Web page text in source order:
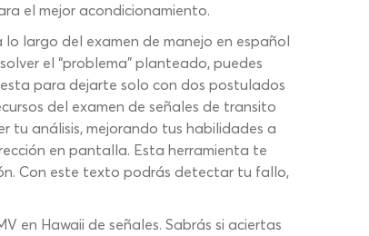
el mejor acondicionamiento.
largo del examen de manejo en español
el “problema” planteado, puedes
para dejarte solo con dos postulados
del examen de señales de transito
tu análisis, mejorando tus habilidades a
en pantalla. Esta herramienta te
Con este texto podrás detectar tu fallo,
en Hawaii de señales. Sabrás si aciertas